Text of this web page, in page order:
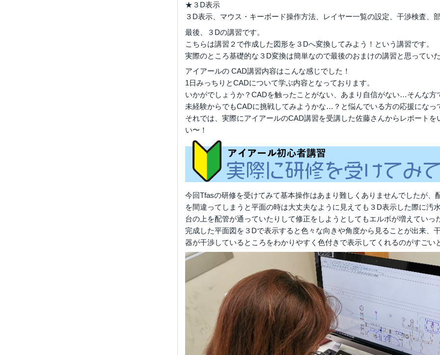
★３D表示
３D表示、マウス・キーボード操作方法、レイヤー一覧の設定、干渉検査、
最後、３Dの講習です。
こちらは講習２で作成した図形を３Dへ変換してみよう！という講習です。
実際のところ基礎的な３D変換は簡単なので最後のおまけの講習と思ってい
アイアールの CAD講習内容はこんな感じでした！
1日みっちりとCADについて学ぶ内容となっております。
いかがでしょうか？CADを触ったことがない、あまり自信がない…そんな
未経験からでもCADに挑戦してみようかな…？と悩んでいる方の応援になっ
それでは、実際にアイアールのCAD講習を受講した佐藤さんからレポート
い〜！
今回Tfasの研修を受けてみて基本操作はあまり難しくありませんでしたが、
を間違ってしまうと平面の時は大丈夫なように見えても３D表示した際に汚
台の上を配管が通っていたりして修正をしようとしてもエルボが増えてい
完成した平面図を３Dで表示すると色々な向きや角度から見ることが出来、
器が干渉しているところをわかりやすく色付きで表示してくれるのがすごい